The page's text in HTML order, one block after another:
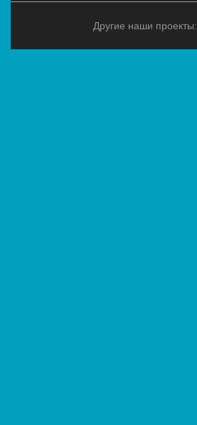
Другие наши проекты: